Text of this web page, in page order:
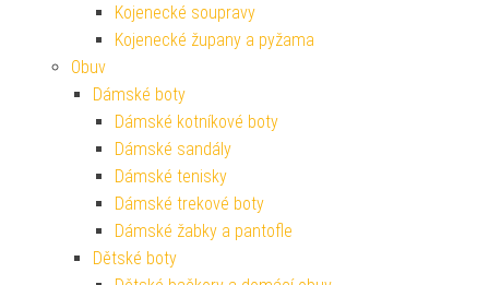
Kojenecké soupravy
Kojenecké župany a pyžama
Obuv
Dámské boty
Dámské kotníkové boty
Dámské sandály
Dámské tenisky
Dámské trekové boty
Dámské žabky a pantofle
Dětské boty